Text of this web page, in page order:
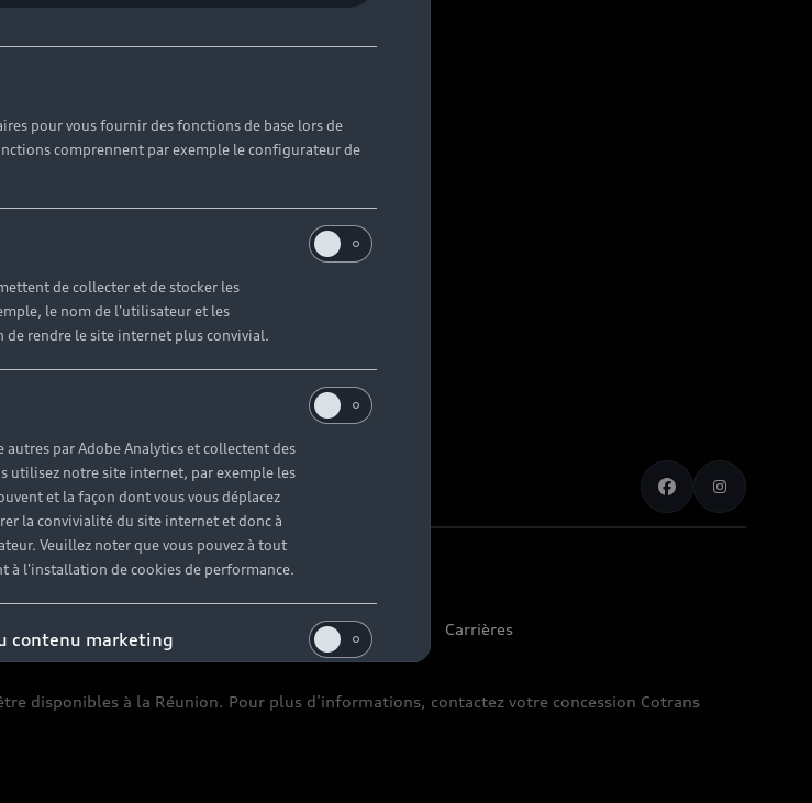
Étiquettes énergétiques pneumatiques Carrières
disponibles à la Réunion. Pour plus d’informations, contactez votre concession Cotrans
pour vous fournir des fonctions de base lors de
comprennent par exemple le configurateur de
de collecter et de stocker les
le nom de l'utilisateur et les
rendre le site internet plus convivial.
autres par Adobe Analytics et collectent des
utilisez notre site internet, par exemple les
et la façon dont vous vous déplacez
la convivialité du site internet et donc à
Veuillez noter que vous pouvez à tout
à l'installation de cookies de performance.
contenu marketing
sur la façon dont vous utilisez